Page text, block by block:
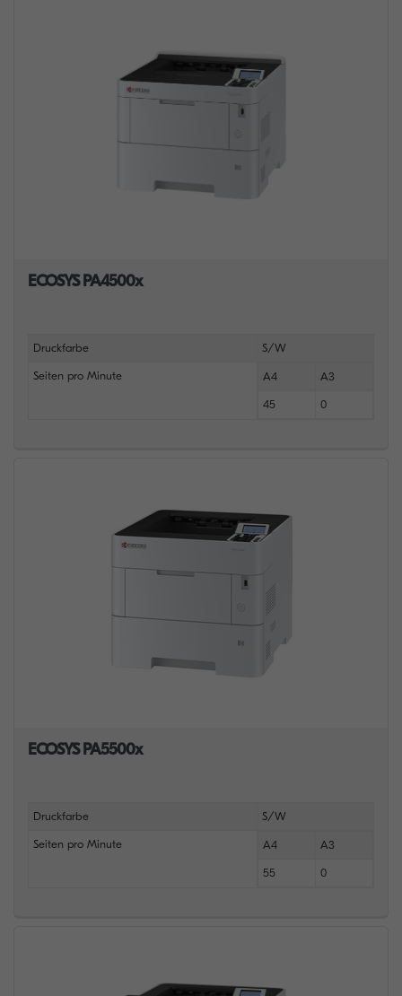
ECOSYS PA4500x
Druckfarbe S/W
Seiten pro Minute A4 A3
45 0
ECOSYS PA5500x
Druckfarbe S/W
Seiten pro Minute A4 A3
55 0